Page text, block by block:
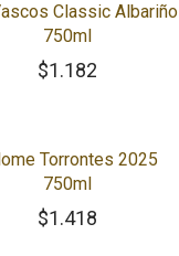
Classic Albariño
750ml
$1.182
Torrontes 2025
750ml
$1.418